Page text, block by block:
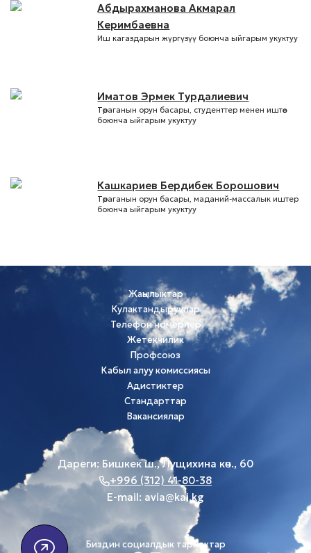
Абдырахманова Акмарал
Керимбаевна
Иш кагаздарын жүргүзүү боюнча ыйгарым укуктуу
Иматов Эрмек Турдалиевич
Төраганын орун басары, студенттер менен иштөө
боюнча ыйгарым укуктуу
Кашкариев Бердибек Борошович
Төраганын орун басары, маданий-массалык иштер
боюнча ыйгарым укуктуу
Дареги: Бишкек ш., Лущихина көч., 60
+996 (312) 41-80-38
E-mail: avia@kai.kg
Жаңылыктар
Кулактандыруулар
Телефон номерлер
Жетекчилик
Профсоюз
Кабыл алуу комиссиясы
Адистиктер
Стандарттар
Вакансиялар
Биздин социалдык тармактар